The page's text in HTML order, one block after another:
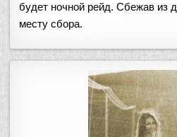
будет ночной рейд. Сбежав из
месту сбора.